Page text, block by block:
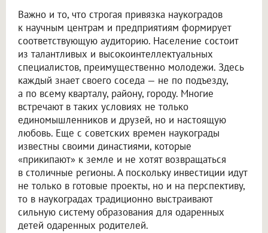
Важно и то, что строгая привязка наукоградов
к научным центрам и предприятиям формирует
соответствующую аудиторию. Население состоит
из талантливых и высокоинтеллектуальных
специалистов, преимущественно молодежи. Здесь
каждый знает своего соседа — не по подъезду,
а по всему кварталу, району, городу. Многие
встречают в таких условиях не только
единомышленников и друзей, но и настоящую
любовь. Еще с советских времен наукограды
известны своими династиями, которые
«прикипают» к земле и не хотят возвращаться
в столичные регионы. А поскольку инвестиции идут
не только в готовые проекты, но и на перспективу,
то в наукоградах традиционно выстраивают
сильную систему образования для одаренных
детей одаренных родителей.